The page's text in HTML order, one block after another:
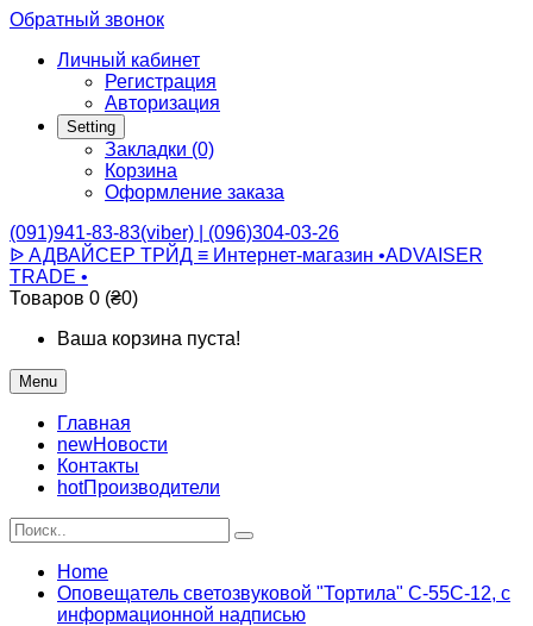
Обратный звонок
Личный кабинет
Регистрация
Авторизация
Setting
Закладки (0)
Корзина
Оформление заказа
(091)941-83-83(viber) | (096)304-03-26
ᐉ АДВАЙСЕР ТРЙД ≡ Интернет-магазин •ADVAISER
TRADE •
Товаров 0 (₴0)
Ваша корзина пуста!
Menu
Главная
newНовости
Контакты
hotПроизводители
Home
Оповещатель светозвуковой "Тортила" С-55С-12, с
информационной надписью